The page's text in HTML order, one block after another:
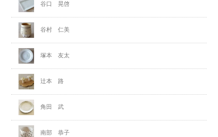
谷口 晃啓
谷村 仁美
塚本 友太
辻本 路
角田 武
南部 恭子